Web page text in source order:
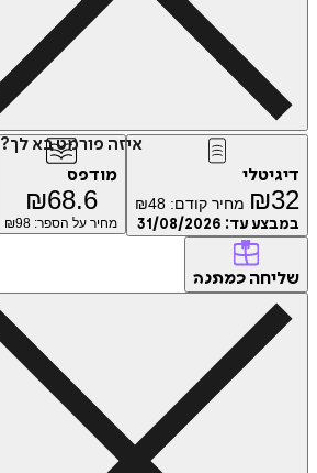
איזה פורמט בא לך?
דיגיטלי
₪32 מחיר קודם: ₪48
במבצע עד: 31/08/2026
מודפס
₪68.6
מחיר על הספר: ₪ 98
שליחה כמתנה